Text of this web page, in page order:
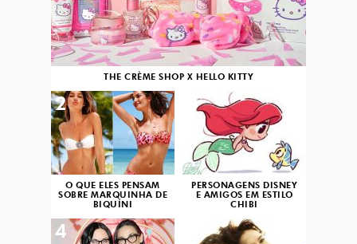
THE CRÈME SHOP X HELLO KITTY
O QUE ELES PENSAM
SOBRE MARQUINHA DE
BIQUÍNI
2
PERSONAGENS DISNEY
E AMIGOS EM ESTILO
CHIBI
3
4